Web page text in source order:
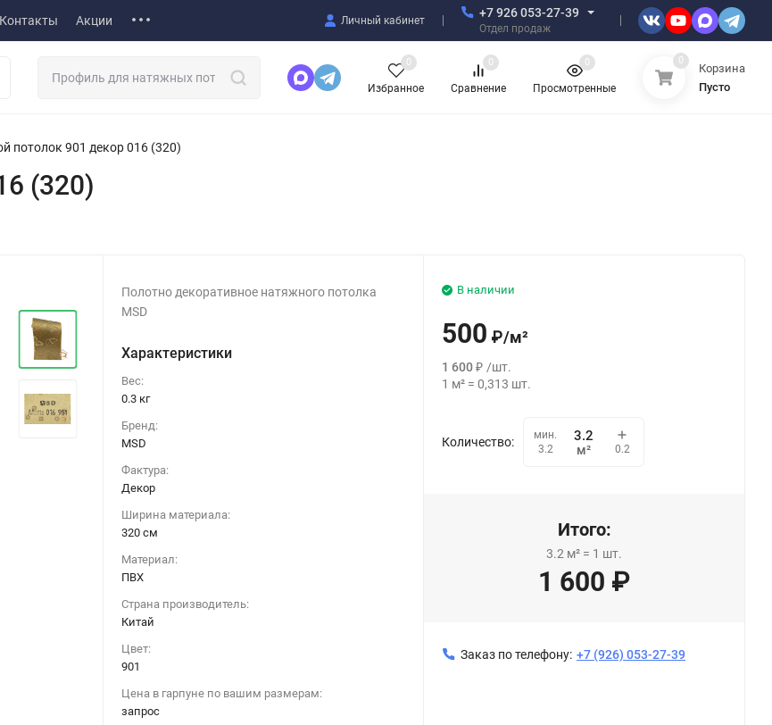
Контакты Акции Личный кабинет
+7 926 053-27-39
Отдел продаж
Избранное
0
Сравнение
0
Просмотренные
0 0
Корзина
Пусто
потолок 901 декор 016 (320)
(320)
Полотно декоративное натяжного потолка
MSD
Характеристики
Вес:
0.3 кг
Бренд:
MSD
Фактура:
Декор
Ширина материала:
320 см
Материал:
ПВХ
Страна производитель:
Китай
Цвет:
901
Цена в гарпуне по вашим размерам:
запрос
В наличии
500 ₽/м²
1 600₽ /шт.
1 м² =0,313 шт.
Количество:
мин.
3.2
м² 0.2
Итого:
3.2 м² = 1 шт.
1 600 ₽
Заказ по телефону: +7 (926) 053-27-39